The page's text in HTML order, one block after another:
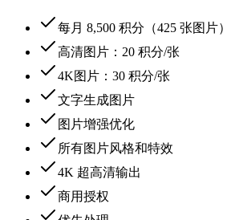
每月 8,500 积分（425 张图片）
高清图片：20 积分/张
4K图片：30 积分/张
文字生成图片
图片增强优化
所有图片风格和特效
4K 超高清输出
商用授权